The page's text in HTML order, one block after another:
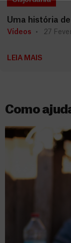
Uma história
Vídeos 27
LEIA MAIS
Como